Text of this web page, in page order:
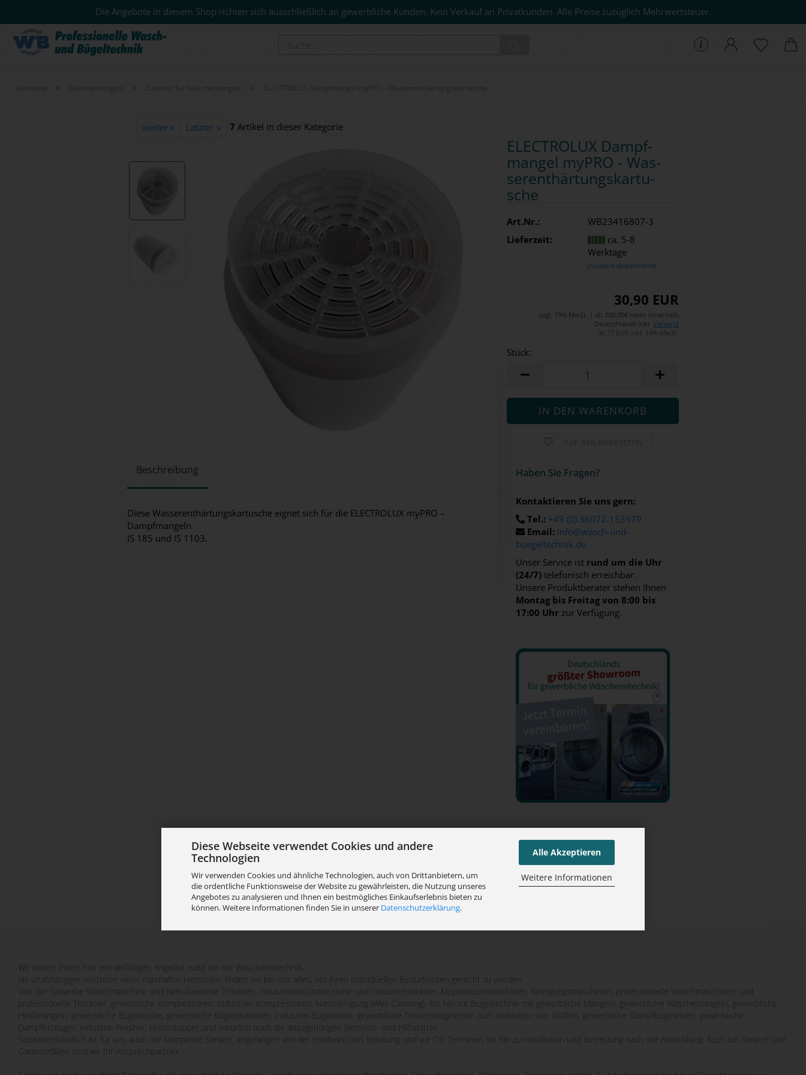
Diese Webseite verwendet Cookies und andere
Technologien
Wir verwenden Cookies und ähnliche Technologien, auch von Drittanbietern, um
die ordentliche Funktionsweise der Website zu gewährleisten, die Nutzung unseres
Angebotes zu analysieren und Ihnen ein bestmögliches Einkaufserlebnis bieten zu
können. Weitere Informationen finden Sie in unserer Datenschutzerklärung.
Alle Akzeptieren
Weitere Informationen
Die Angebote in diesem Shop richten sich ausschließlich an gewerbliche Kunden. Kein Verkauf an Privatkunden. Alle Preise zuzüglich Mehrwertsteuer.
weiter » Letzter » 7 Artikel in dieser Kategorie
ELEC­TRO­LUX Dampf­
man­gel myPRO - Was­
ser­ent­här­tungs­kar­tu­
sche
Art.Nr.:
WB23416807-3
Lieferzeit:
ca. 5-8
Werktage
(Ausland abweichend)
30,90 EUR
zzgl. 19% MwSt. | ab 200,00€ netto innerhalb
Deutschlands inkl. Versand
36,77 EUR inkl. 19% MwSt.
Stück:
Stück
Haben Sie Fra­gen?
Kontaktieren Sie uns gern:
Tel.: +49 (0) 36072-153979
Email: info@wasch-und-
buegeltechnik.de
Unser Service ist rund um die Uhr
(24/7) telefonisch erreichbar.
Unsere Produktberater stehen Ihnen
Montag bis Freitag von 8:00 bis
17:00 Uhr zur Verfügung.
Beschreibung
Diese Wasserenthärtungskartusche eignet sich für die ELECTROLUX myPRO –
Dampfmangeln
IS 185 und IS 1103.
Wir bieten Ihnen hier ein vielfältiges Angebot rund um die Wäschereitechnik.
Als unabhängiger Vertreter vieler namhafter Hersteller, finden sie bei uns alles, um ihren individuellen Bedürfnissen gerecht zu werden.
Von der Gewerbe Waschmaschine und dem Gewerbe Trockner, Industriewaschmaschine und Industrietrockner, Moppwaschmaschinen, Reinigungsmaschinen, professionelle Waschmaschinen und
professionelle Trockner, gewerbliche Kompressoren, Industrie- Kompressoren, Nassreinigung (Wet-Cleaning). Bis hin zur Bügeltechnik mit gewerbliche Mangeln, gewerbliche Wäschemangeln, gewerbliche
Heißmangeln, gewerbliche Bügeltische, gewerbliche Bügelstationen, Industrie-Bügeleisen, gewerbliche Trockenbügeleisen zum Verkleben von Stoffen, gewerbliche Dampfbügeleisen, gewerbliche
Dampferzeuger, Industrie Finisher, Hosentopper und natürlich auch die dazugehörigen Betriebs- und Hilfsmittel.
Selbstverständlich ist für uns auch der komplette Service, angefangen von der telefonischen Beratung und vor Ort Terminen bis hin zu Installation und Betreuung nach der Abwicklung. Auch bei Service und
Garantiefällen sind wir Ihr Ansprechpartner.